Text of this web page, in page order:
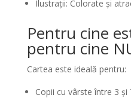
Ilustrații: Colorate și
Pentru cine
pentru cine
Cartea este ideală pentru:
Copii cu vârste între 3 și